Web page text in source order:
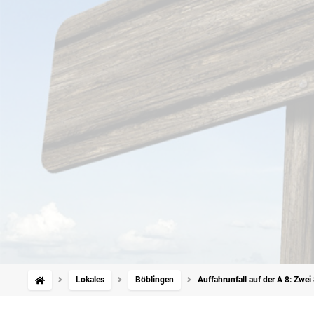
Lokales Böblingen Auffahrunfall auf der A 8: Zwei